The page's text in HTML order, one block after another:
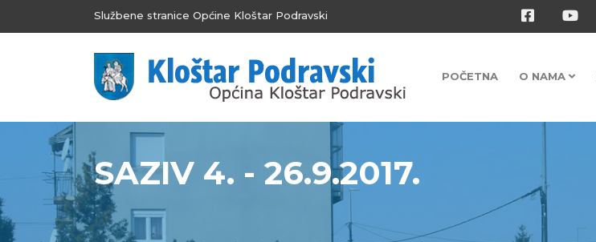
Službene stranice Općine Kloštar Podravski
POČETNA O NAMA
SAZIV 4. - 26.9.2017.